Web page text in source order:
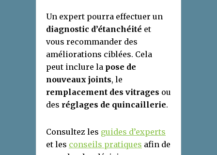
Un expert pourra effectuer un
diagnostic d’étanchéité et
vous recommander des
améliorations ciblées. Cela
peut inclure la pose de
nouveaux joints, le
remplacement des vitrages ou
des réglages de quincaillerie.
Consultez les guides d’experts
et les conseils pratiques afin de